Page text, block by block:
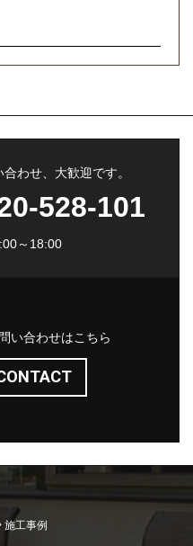
わせ、大歓迎です。
528-101
～18:00
い合わせはこちら
施工事例